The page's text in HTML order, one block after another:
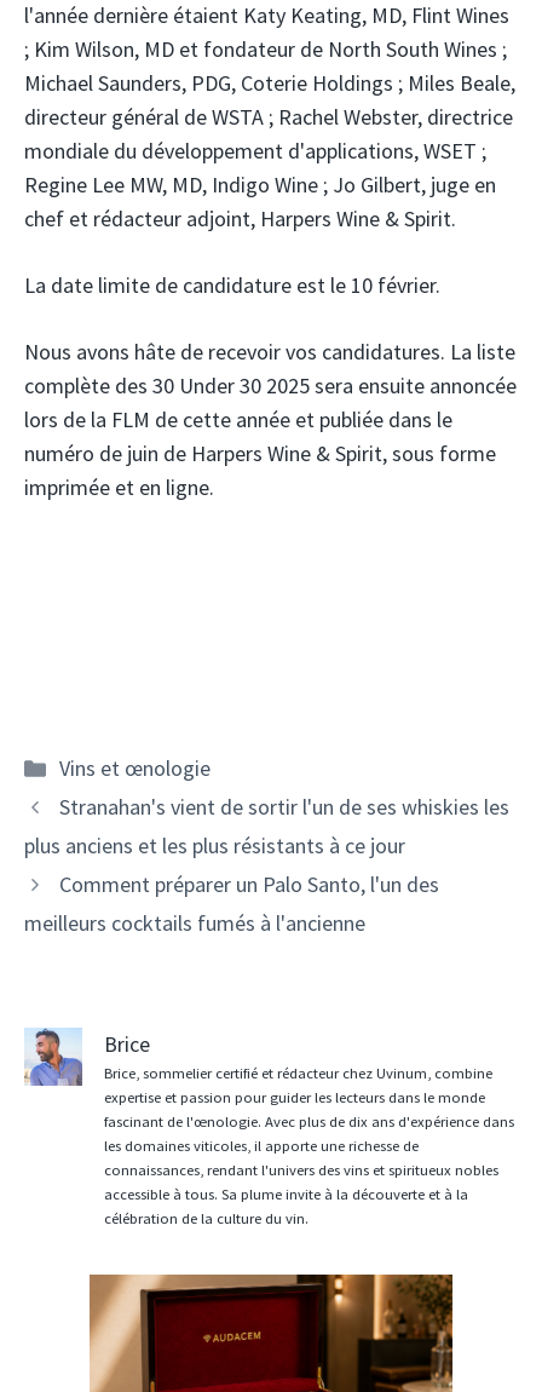
l'année dernière étaient Katy Keating, MD, Flint Wines
; Kim Wilson, MD et fondateur de North South Wines ;
Michael Saunders, PDG, Coterie Holdings ; Miles Beale,
directeur général de WSTA ; Rachel Webster, directrice
mondiale du développement d'applications, WSET ;
Regine Lee MW, MD, Indigo Wine ; Jo Gilbert, juge en
chef et rédacteur adjoint, Harpers Wine & Spirit.
La date limite de candidature est le 10 février.
Nous avons hâte de recevoir vos candidatures. La liste
complète des 30 Under 30 2025 sera ensuite annoncée
lors de la FLM de cette année et publiée dans le
numéro de juin de Harpers Wine & Spirit, sous forme
imprimée et en ligne.
Catégories
Vins et œnologie
Navigation
des
Stranahan's vient de sortir l'un de ses whiskies les
plus anciens et les plus résistants à ce jour
Comment préparer un Palo Santo, l'un des
meilleurs cocktails fumés à l'ancienne
Brice
Brice, sommelier certifié et rédacteur chez Uvinum, combine
expertise et passion pour guider les lecteurs dans le monde
fascinant de l'œnologie. Avec plus de dix ans d'expérience dans
les domaines viticoles, il apporte une richesse de
connaissances, rendant l'univers des vins et spiritueux nobles
accessible à tous. Sa plume invite à la découverte et à la
célébration de la culture du vin.